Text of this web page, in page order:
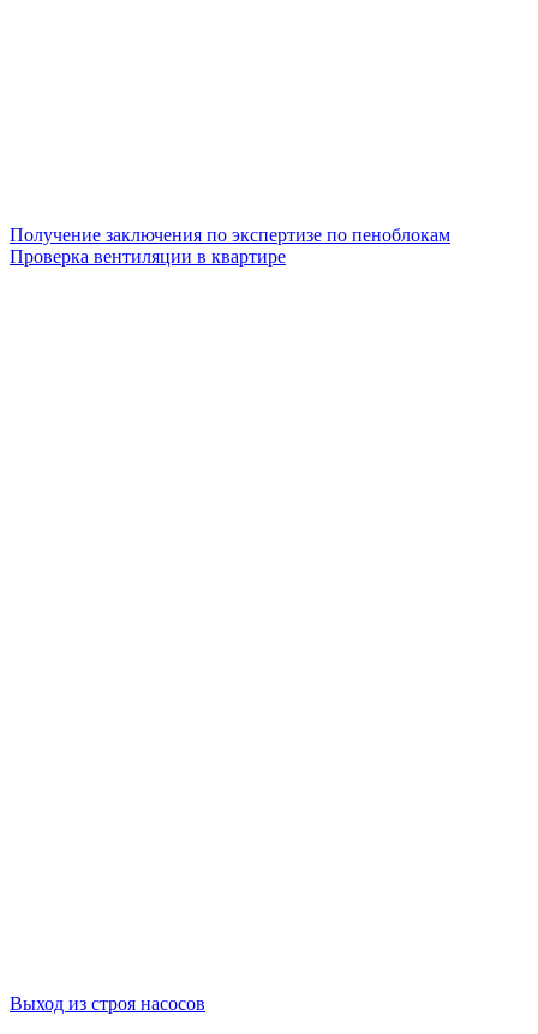
Получение заключения по экспертизе по пеноблокам
Проверка вентиляции в квартире
Выход из строя насосов